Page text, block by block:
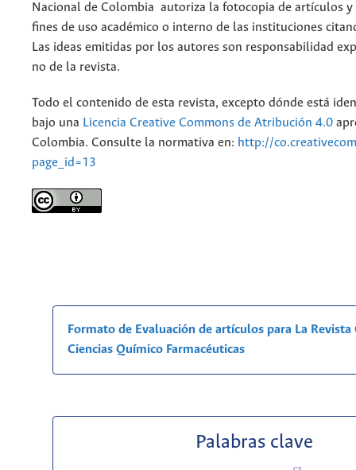
Nacional de Colombia autoriza la fotocopia de artículos
fines de uso académico o interno de las instituciones
Las ideas emitidas por los autores son responsabilidad
no de la revista.
Todo el contenido de esta revista, excepto dónde está
bajo una Licencia Creative Commons de Atribución 4.0
Colombia. Consulte la normativa en: http://
page_id=13
Formato de Evaluación de artículos para La
Ciencias Químico Farmacéuticas
Palabras clave